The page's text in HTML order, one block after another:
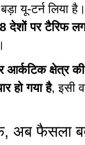
यू-टर्न लिया
देशों पर टैरिफ
आर्कटिक क्षेत्र
हो गया है, इसी
अब फैसला